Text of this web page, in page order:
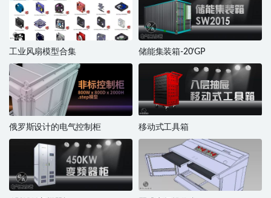
工业风扇模型合集 储能集装箱-20’GP
俄罗斯设计的电气控制柜 移动式工具箱